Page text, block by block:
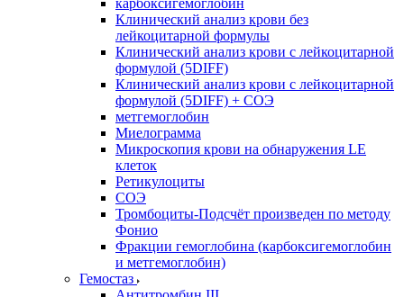
карбоксигемоглобин
Клинический анализ крови без
лейкоцитарной формулы
Клинический анализ крови с лейкоцитарной
формулой (5DIFF)
Клинический анализ крови с лейкоцитарной
формулой (5DIFF) + СОЭ
метгемоглобин
Миелограмма
Микроскопия крови на обнаружения LE
клеток
Ретикулоциты
СОЭ
Тромбоциты-Подсчёт произведен по методу
Фонио
Фракции гемоглобина (карбоксигемоглобин
и метгемоглобин)
Гемостаз